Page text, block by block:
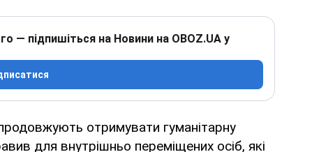
— підпишіться на Новини на OBOZ.UA у
отримувати гуманітарну
для внутрішньо переміщених осіб, які